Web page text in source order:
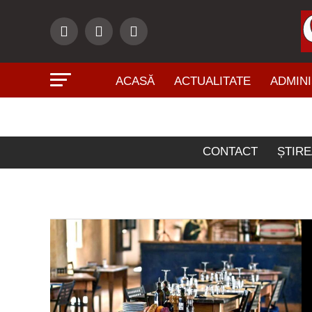
ACASĂ ACTUALITATE
CONTACT